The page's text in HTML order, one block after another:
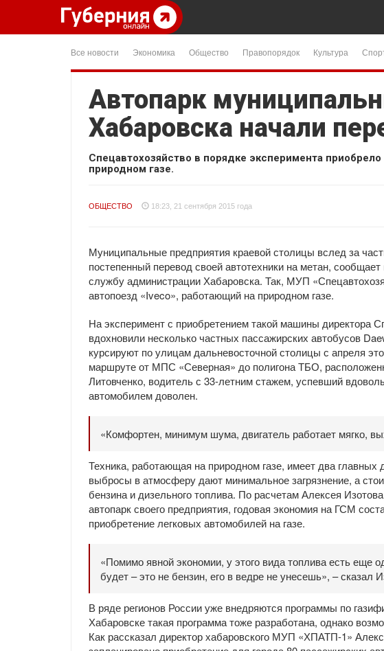
Все новости Экономика Общество Правопорядок Культура
Автопарк
Хабаровска начали
Спецавтохозяйство в порядке эксперимента
природном газе.
ОБЩЕСТВО 18:23, 21 сентября 2015 года
Муниципальные предприятия краевой столицы вслед за
постепенный перевод своей автотехники на метан,
службу администрации Хабаровска. Так, МУП
автопоезд «Iveco», работающий на природном газе.
На эксперимент с приобретением такой машины директора
вдохновили несколько частных пассажирских автобусов
курсируют по улицам дальневосточной столицы с апреля
маршруте от МПС «Северная» до полигона ТБО,
Литовченко, водитель с 33-летним стажем, успевший
автомобилем доволен.
«Комфортен, минимум шума, двигатель работает мягко,
Техника, работающая на природном газе, имеет два главных
выбросы в атмосферу дают минимальное загрязнение, а
бензина и дизельного топлива. По расчетам Алексея
автопарк своего предприятия, годовая экономия на ГСМ
приобретение легковых автомобилей на газе.
«Помимо явной экономии, у этого вида топлива есть еще
будет – это не бензин, его в ведре не унесешь», – сказал
В ряде регионов России уже внедряются программы по
Хабаровске такая программа тоже разработана, однако
Как рассказал директор хабаровского МУП «ХПАТП-1»